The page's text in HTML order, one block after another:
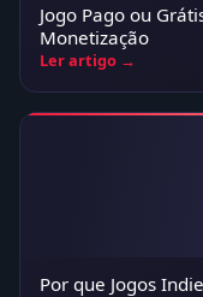
Jogo Pago ou
Monetização
Ler artigo →
Por que Jogos